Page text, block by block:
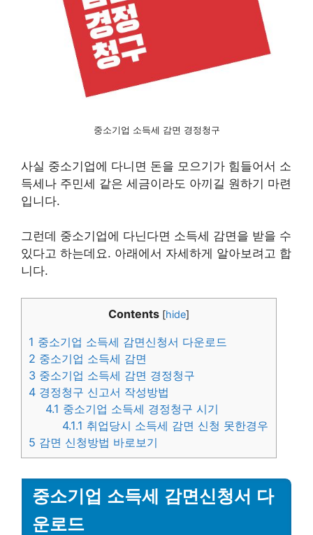
중소기업 소득세 감면 경정청구
사실 중소기업에 다니면 돈을 모으기가 힘들어서 소
득세나 주민세 같은 세금이라도 아끼길 원하기 마련
입니다.
그런데 중소기업에 다닌다면 소득세 감면을 받을 수
있다고 하는데요. 아래에서 자세하게 알아보려고 합
니다.
Contents [hide]
1 중소기업 소득세 감면신청서 다운로드
2 중소기업 소득세 감면
3 중소기업 소득세 감면 경정청구
4 경정청구 신고서 작성방법
4.1 중소기업 소득세 경정청구 시기
4.1.1 취업당시 소득세 감면 신청 못한경우
5 감면 신청방법 바로보기
중소기업 소득세 감면신청서 다
운로드